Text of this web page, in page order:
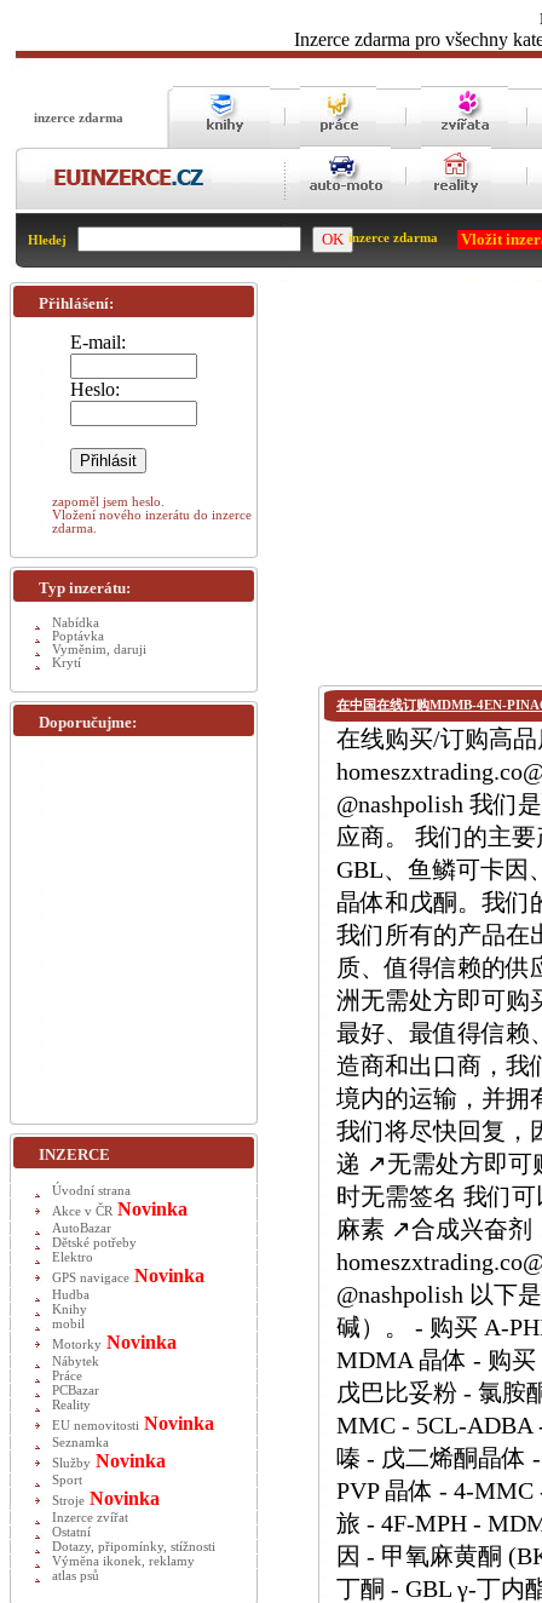
Inzerce zdarma pro všechny
inzerce zdarma
Hledej inzerce zdarma Vložit
在中国在线订购MDMB-4EN-
在线购买/订购高品
@nashpolish 我们
应商。 我们的主要
GBL、鱼鳞可卡因
晶体和戊酮。我们
我们所有的产品在
质、值得信赖的
洲无需处方即可购
最好、最值得信赖
造商和出口商，我
境内的运输，并拥
我们将尽快回复，
递 ↗️无需处方即
时无需签名 我们
麻素 ↗️合成兴奋
@nashpolish 以下
碱）。 - 购买 A-
MDMA 晶体 - 购买
戊巴比妥粉 - 氯胺
MMC - 5CL-ADBA
嗪 - 戊二烯酮晶体
PVP 晶体 - 4-
旅 - 4F-MPH -
因 - 甲氧麻黄酮
丁酮 - GBL γ-丁内
Přihlášení:
E-mail:
Heslo:
zapoměl jsem heslo.
Vložení nového inzerátu do inzerce
zdarma.
Typ inzerátu:
Nabídka
Poptávka
Vyměnim, daruji
Krytí
Doporučujme:
INZERCE
Úvodní strana
Akce v ČR Novinka
AutoBazar
Dětské potřeby
Elektro
GPS navigace Novinka
Hudba
Knihy
mobil
Motorky Novinka
Nábytek
Práce
PCBazar
Reality
EU nemovitosti Novinka
Seznamka
Služby Novinka
Sport
Stroje Novinka
Inzerce zvířat
Ostatní
Dotazy, připomínky, stížnosti
Výměna ikonek, reklamy
atlas psů